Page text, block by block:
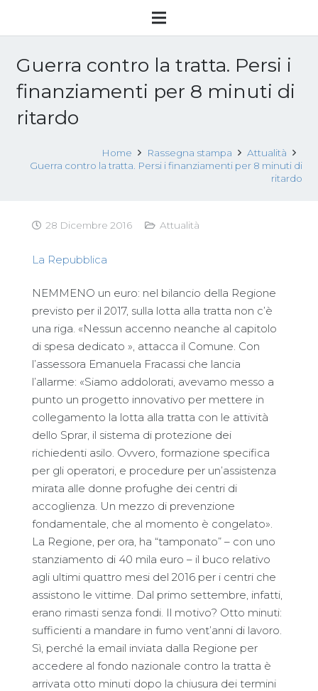
Guerra contro la tratta. Persi i
finanziamenti per 8 minuti di
ritardo
Home Rassegna stampa
Attualità
Guerra contro la tratta. Persi i finanziamenti per 8 minuti di
ritardo
28 Dicembre 2016 Attualità
La Repubblica
NEMMENO un euro: nel bilancio della Regione
previsto per il 2017, sulla lotta alla tratta non c’è
una riga. «Nessun accenno neanche al capitolo
di spesa dedicato », attacca il Comune. Con
l’assessora Emanuela Fracassi che lancia
l’allarme: «Siamo addolorati, avevamo messo a
punto un progetto innovativo per mettere in
collegamento la lotta alla tratta con le attività
dello Sprar, il sistema di protezione dei
richiedenti asilo. Ovvero, formazione specifica
per gli operatori, e procedure per un’assistenza
mirata alle donne profughe dei centri di
accoglienza. Un mezzo di prevenzione
fondamentale, che al momento è congelato».
La Regione, per ora, ha “tamponato” – con uno
stanziamento di 40 mila euro – il buco relativo
agli ultimi quattro mesi del 2016 per i centri che
assistono le vittime. Dal primo settembre, infatti,
erano rimasti senza fondi. Il motivo? Otto minuti:
sufficienti a mandare in fumo vent’anni di lavoro.
Sì, perché la email inviata dalla Regione per
accedere al fondo nazionale contro la tratta è
arrivata otto minuti dopo la chiusura dei termini